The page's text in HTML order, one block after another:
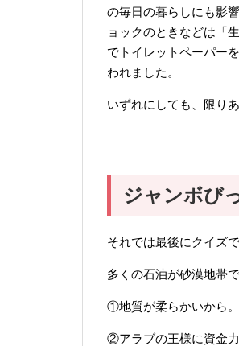
の毎日の暮らしにも影
ョックのときなどは「
でトイレットペーパー
われました。
いずれにしても、限り
ジャンボび
それでは最後にクイズで
多くの石油が砂漠地帯
①地質が柔らかいから。
②アラブの王様に資金力